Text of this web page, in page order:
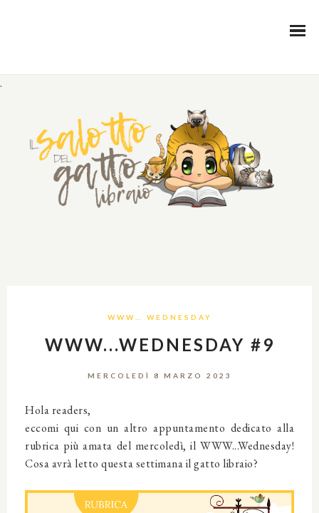
.
WWW… WEDNESDAY
WWW...WEDNESDAY #9
MERCOLEDÌ 8 MARZO 2023
Hola readers,
eccomi qui con un altro appuntamento dedicato alla
rubrica più amata del mercoledì, il WWW...Wednesday!
Cosa avrà letto questa settimana il gatto libraio?